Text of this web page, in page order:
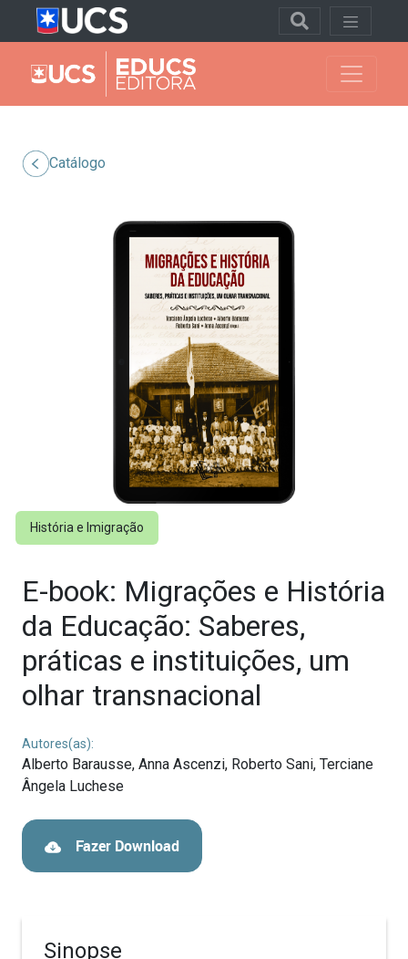
Catálogo
História e Imigração
E-book: Migrações e História
da Educação: Saberes,
práticas e instituições, um
olhar transnacional
Autores(as):
Alberto Barausse, Anna Ascenzi, Roberto Sani, Terciane
Ângela Luchese
Fazer Download
Sinopse